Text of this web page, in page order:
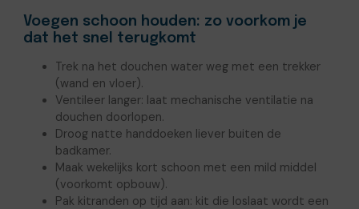
Voegen schoon houden: zo voorkom je
dat het snel terugkomt
Trek na het douchen water weg met een trekker
(wand en vloer).
Ventileer langer: laat mechanische ventilatie na
douchen doorlopen.
Droog natte handdoeken liever buiten de
badkamer.
Maak wekelijks kort schoon met een mild middel
(voorkomt opbouw).
Pak kitranden op tijd aan: kit die loslaat wordt een